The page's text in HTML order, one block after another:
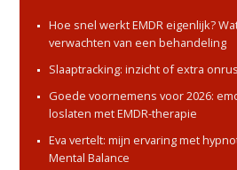
Hoe snel werkt EMDR eigenlijk?
verwachten van een behandeling
Slaaptracking: inzicht of extra
Goede voornemens voor 2026:
loslaten met EMDR-therapie
Eva vertelt: mijn ervaring met
Mental Balance